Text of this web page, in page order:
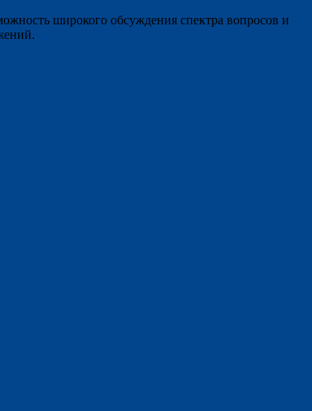
широкого обсуждения спектра вопросов и